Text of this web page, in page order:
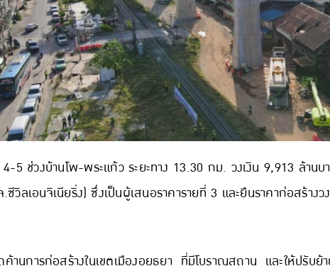
5 ช่วงบ้านโพ-พระแก้ว ระยะทาง 13.30 กม. วงเงิน 9,913 ล้
วิลเอนจิเนียริ่ง) ซึ่งเป็นผู้เสนอราคารายที่ 3 และยืนราคาก่อสร้า
ค้านการก่อสร้างในเขตเมืองอยุธยา ที่มีโบราณสถาน และให้ปรั